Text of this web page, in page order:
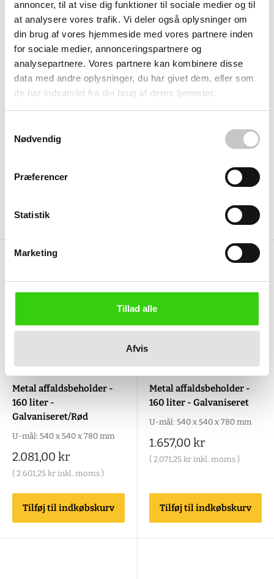
annoncer, til at vise dig funktioner til sociale medier og til
at analysere vores trafik. Vi deler også oplysninger om
din brug af vores hjemmeside med vores partnere inden
for sociale medier, annonceringspartnere og
analysepartnere. Vores partnere kan kombinere disse
data med andre oplysninger, du har givet dem, eller som
de har indsamlet fra din brug af deres tjenester.
Nødvendig
Præferencer
Statistik
Marketing
Tillad alle
Afvis
KM-115-RF
Affaldsbeholder Rød
U-mål: 490 x 490 x 805 mm
(2.163,75 krinkl. moms )
Tilføj til indkøbskurv
KM-115-HS
Vogn for 115 liter
Tilføj til indkøbskurv
Metal affaldsbeholder -
160 liter -
Galvaniseret/Rød
U-mål: 540 x 540 x 780 mm
Salgspris
2.081,00 kr
( 2.601,25 kr inkl. moms )
Tilføj til indkøbskurv
Metal affaldsbeholder -
160 liter - Galvaniseret
U-mål: 540 x 540 x 780 mm
Salgspris
1.657,00 kr
( 2.071,25 kr inkl. moms )
Tilføj til indkøbskurv